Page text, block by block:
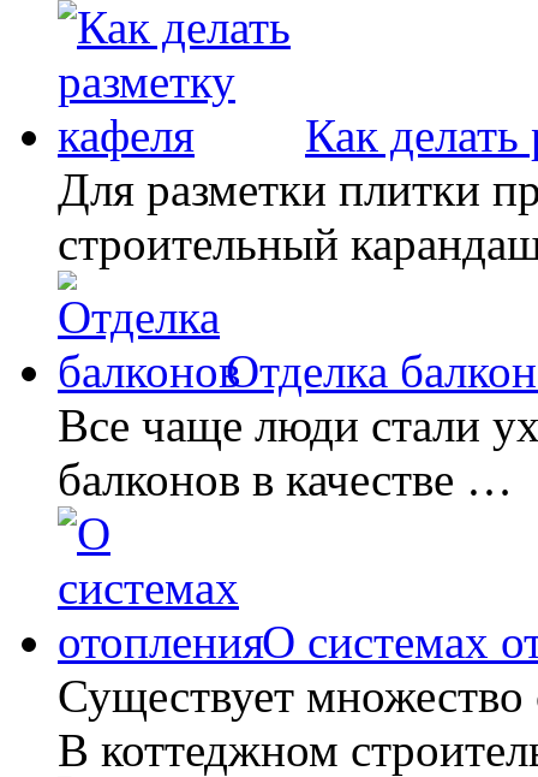
Как делать
Для разметки плитки
строительный
Отделка
Все чаще люди стали
балконов в качестве …
О системах
Существует
В коттеджном